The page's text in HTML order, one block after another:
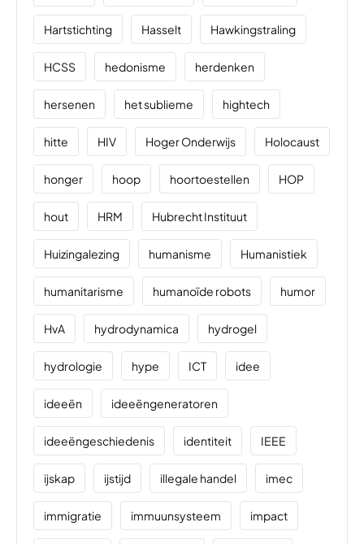
Hartstichting Hasselt Hawkingstraling
HCSS hedonisme herdenken
hersenen het sublieme hightech
hitte HIV Hoger Onderwijs Holocaust
honger hoop hoortoestellen HOP
hout HRM Hubrecht Instituut
Huizingalezing humanisme Humanistiek
humanitarisme humanoïde robots humor
HvA hydrodynamica hydrogel
hydrologie hype ICT idee
ideeën ideeëngeneratoren
ideeëngeschiedenis identiteit IEEE
ijskap ijstijd illegale handel imec
immigratie immuunsysteem impact